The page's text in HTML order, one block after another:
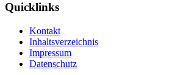
Quicklinks
Kontakt
Inhaltsverzeichnis
Impressum
Datenschutz